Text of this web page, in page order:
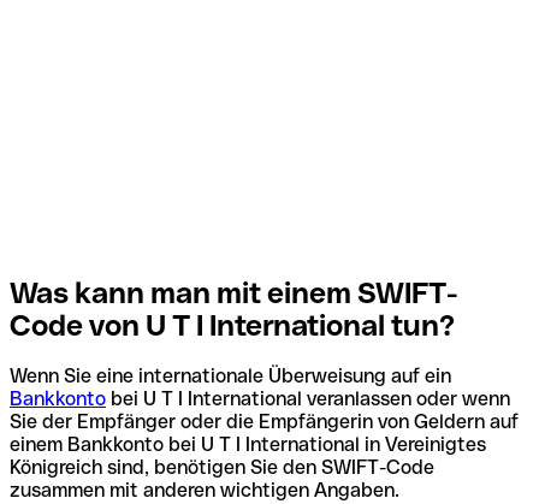
Was kann man mit einem SWIFT-
Code von U T I International tun?
Wenn Sie eine internationale Überweisung auf ein
Bankkonto bei U T I International veranlassen oder wenn
Sie der Empfänger oder die Empfängerin von Geldern auf
einem Bankkonto bei U T I International in Vereinigtes
Königreich sind, benötigen Sie den SWIFT-Code
zusammen mit anderen wichtigen Angaben.